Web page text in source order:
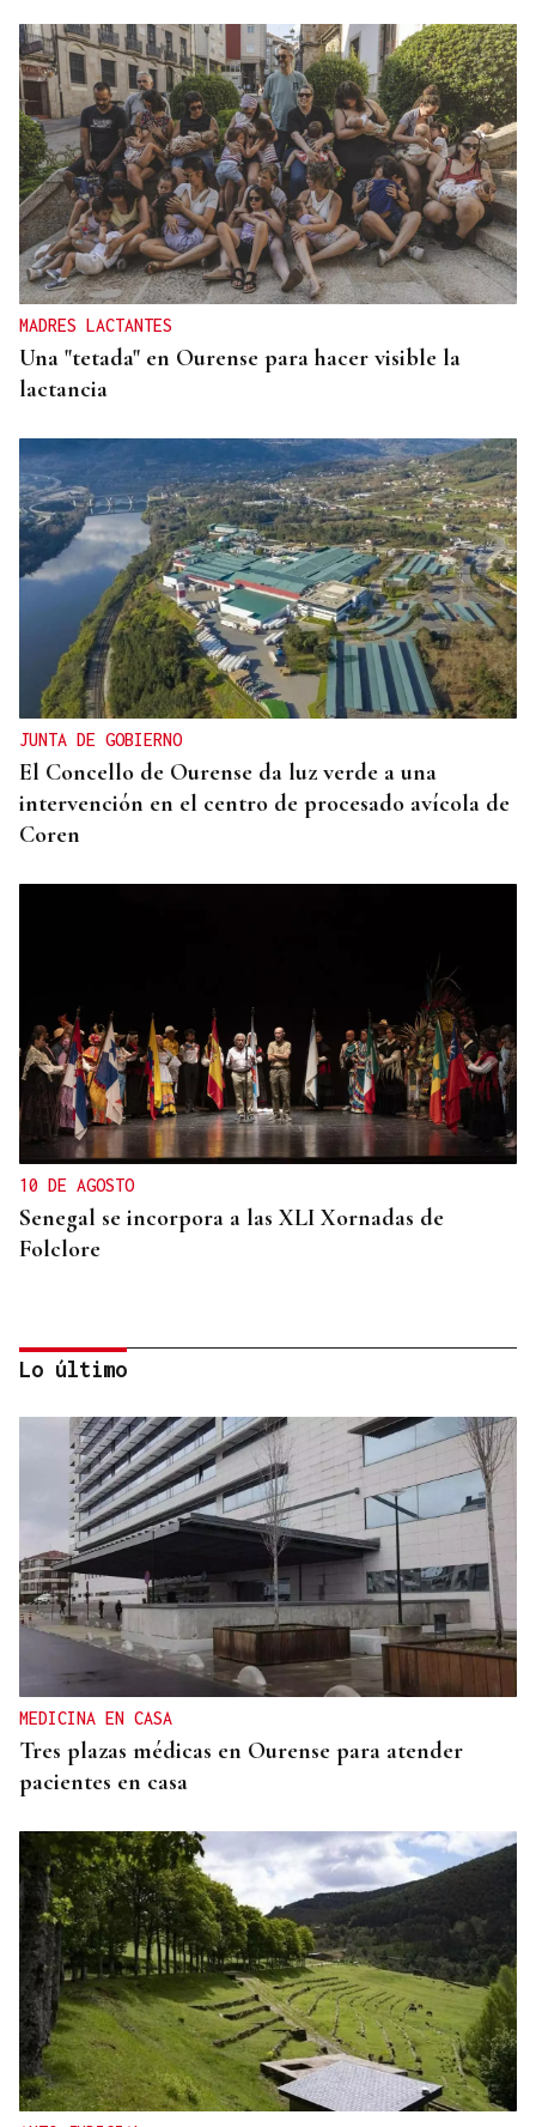
MADRES LACTANTES
Una "tetada" en Ourense para hacer visible la
lactancia
JUNTA DE GOBIERNO
El Concello de Ourense da luz verde a una
intervención en el centro de procesado avícola de
Coren
10 DE AGOSTO
Senegal se incorpora a las XLI Xornadas de
Folclore
ACCIDENTE DE TRÁFICO
Una mujer resulta herida tras colisionar un
autobús urbano y un coche en Ourense
Lo último
MEDICINA EN CASA
Tres plazas médicas en Ourense para atender
pacientes en casa